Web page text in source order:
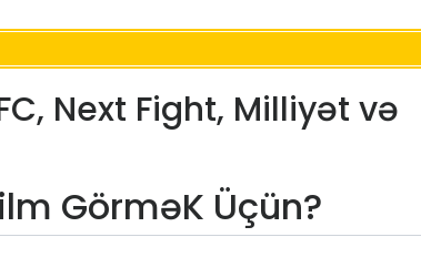
Next Fight, Milliyət və
GörməK Üçün?